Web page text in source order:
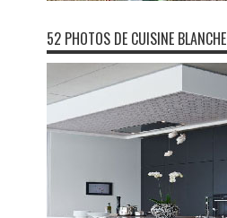
52 PHOTOS DE CUISINE BLANCHE